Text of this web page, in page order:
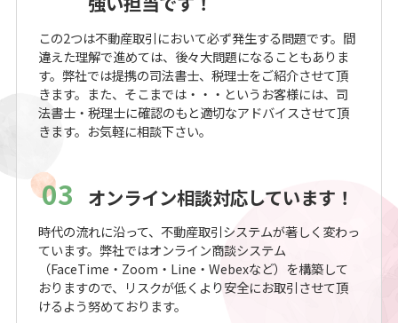
この2つは不動産取引において必ず発生する問題です。間
違えた理解で進めては、後々大問題になることもありま
す。弊社では提携の司法書士、税理士をご紹介させて頂
きます。また、そこまでは・・・というお客様には、司
法書士・税理士に確認のもと適切なアドバイスさせて頂
きます。お気軽に相談下さい。
03 オンライン相談対応しています！
時代の流れに沿って、不動産取引システムが著しく変わっ
ています。弊社ではオンライン商談システム
（FaceTime・Zoom・Line・Webexなど）を構築して
おりますので、リスクが低くより安全にお取引させて頂
けるよう努めております。